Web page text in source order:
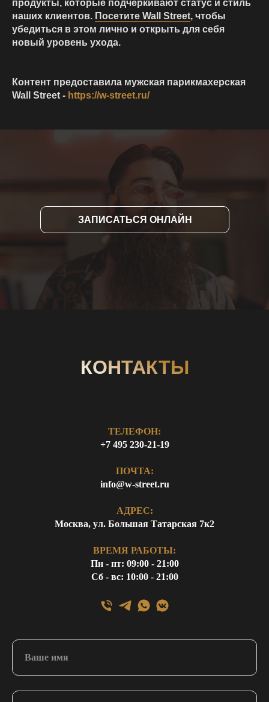
продукты, которые подчеркивают статус и стиль
наших клиентов. Посетите Wall Street, чтобы
убедиться в этом лично и открыть для себя
новый уровень ухода.
Контент предоставила мужская парикмахерская
Wall Street - https://w-street.ru/
ЗАПИСАТЬСЯ ОНЛАЙН
КОНТАКТЫ
ТЕЛЕФОН:
+7 495 230-21-19
ПОЧТА:
info@w-street.ru
АДРЕС:
Москва, ул. Большая Татарская 7к2
ВРЕМЯ РАБОТЫ:
Пн - пт: 09:00 - 21:00
Сб - вс: 10:00 - 21:00